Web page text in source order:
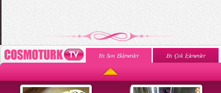
En Son Eklenenler En Çok İzlenenler